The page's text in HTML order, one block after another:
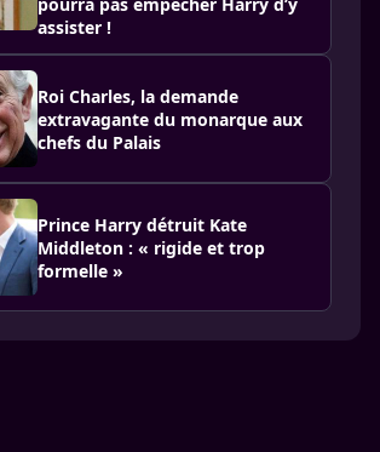
assister !
Roi Charles, la demande
extravagante du monarque aux
chefs du Palais
Prince Harry détruit Kate
Middleton : « rigide et trop
formelle »